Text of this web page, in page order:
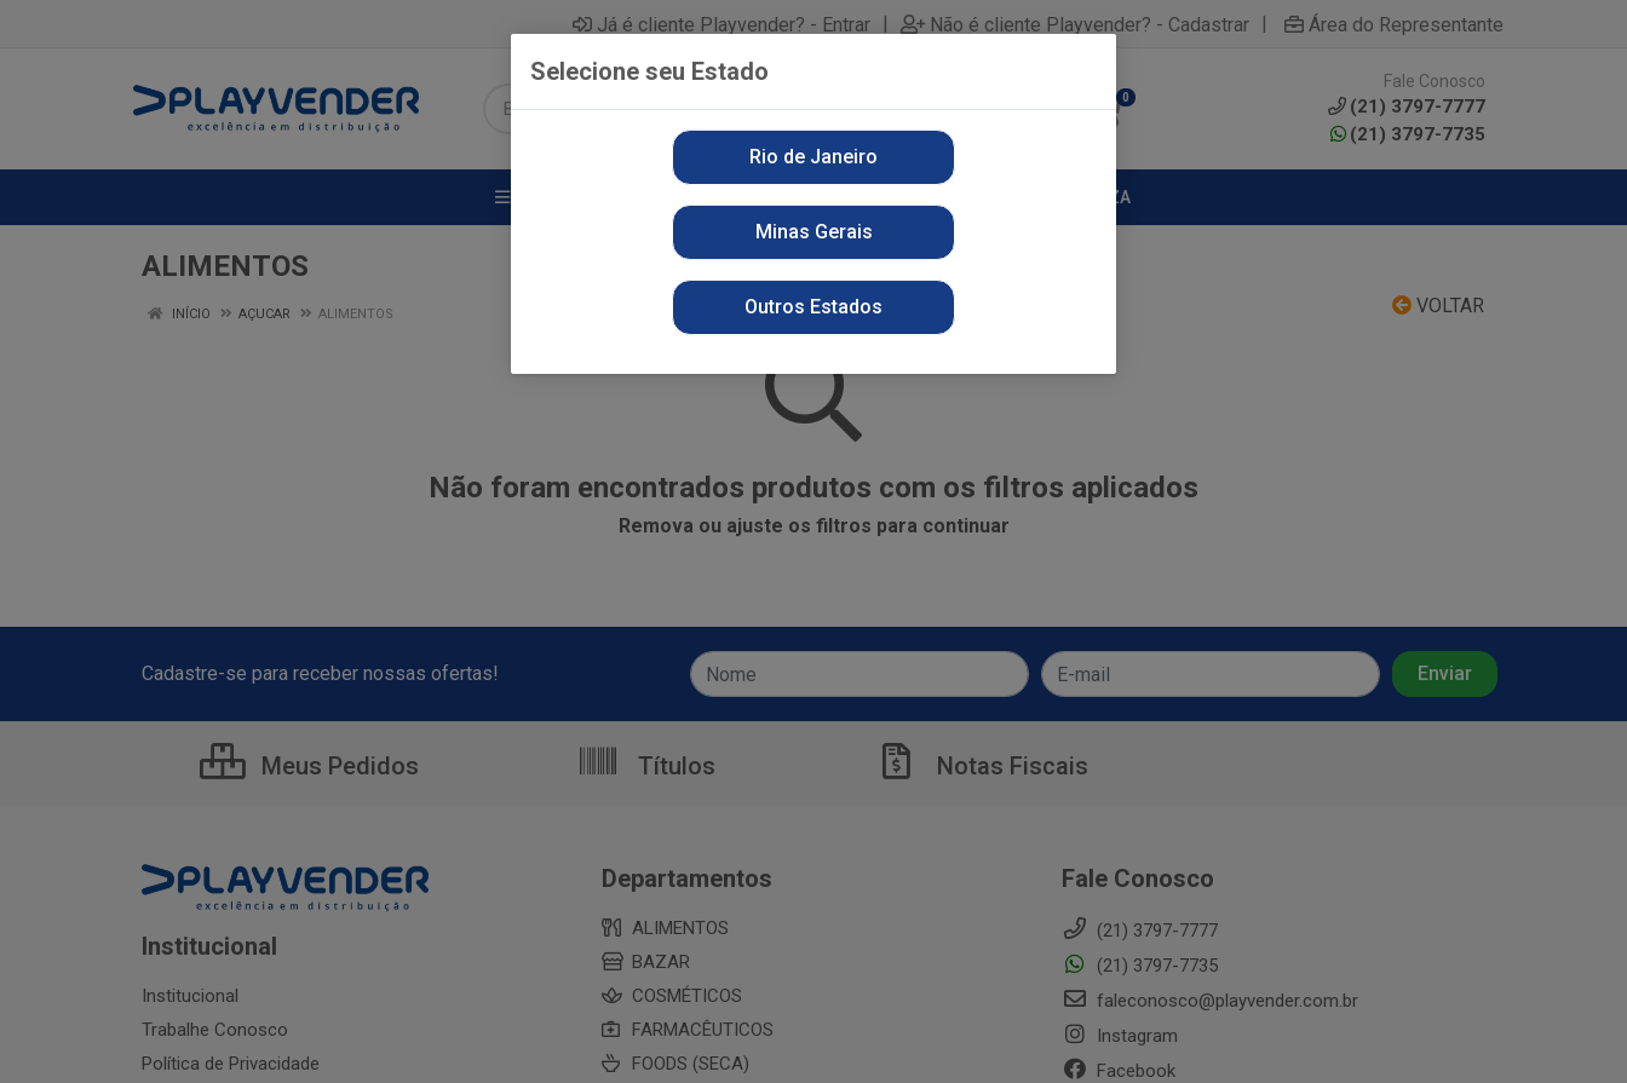
Já é cliente Playvender? - Entrar | Não é cliente Playvender? - Cadastrar | Área do Representante
0
Fale Conosco
(21) 3797-7777
(21) 3797-7735
LIMPEZA
ALIMENTOS
VOLTAR
INÍCIO AÇUCAR ALIMENTOS
Não foram encontrados produtos com os filtros aplicados
Remova ou ajuste os filtros para continuar
Cadastre-se para receber nossas ofertas!
Meus Pedidos Títulos Notas Fiscais
Institucional
Institucional
Trabalhe Conosco
Política de Privacidade
Departamentos
ALIMENTOS
BAZAR
COSMÉTICOS
FARMACÊUTICOS
FOODS (SECA)
Fale Conosco
(21) 3797-7777
(21) 3797-7735
faleconosco@playvender.com.br
Instagram
Facebook
Selecione seu Estado
Rio de Janeiro
Minas Gerais
Outros Estados